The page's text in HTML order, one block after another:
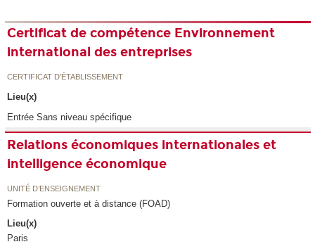
Certificat de compétence Environnement
international des entreprises
CERTIFICAT D'ÉTABLISSEMENT
Lieu(x)
Entrée Sans niveau spécifique
Relations économiques internationales et
intelligence économique
UNITÉ D’ENSEIGNEMENT
Formation ouverte et à distance (FOAD)
Lieu(x)
Paris